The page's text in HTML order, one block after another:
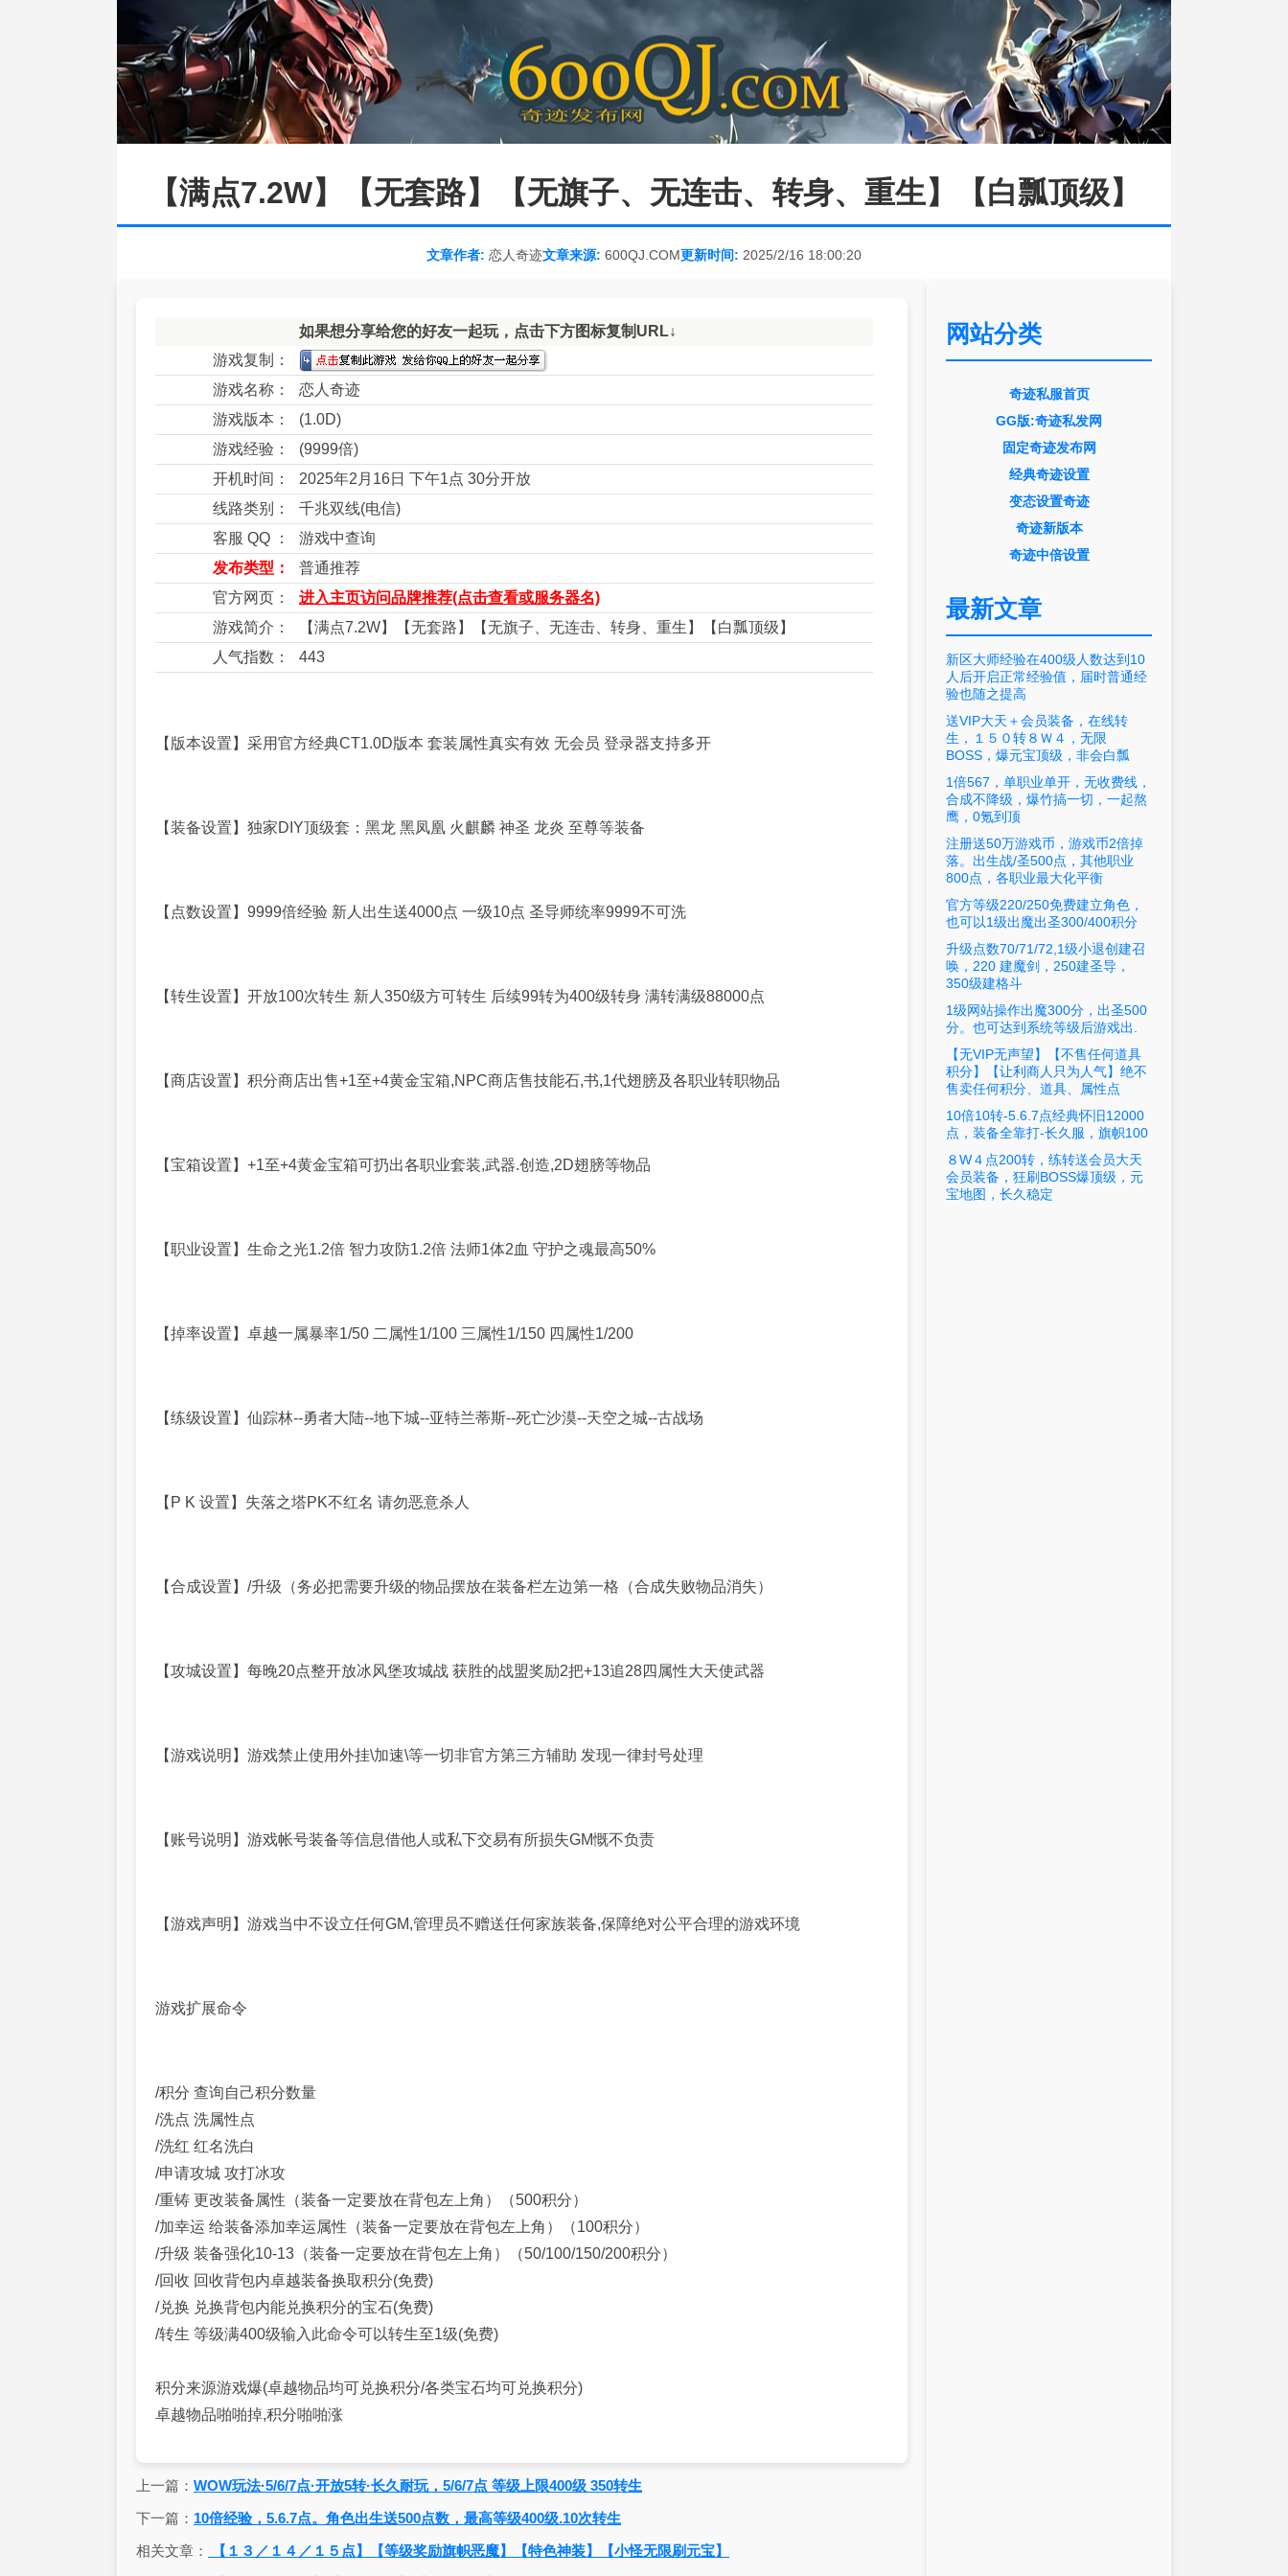
【满点7.2W】【无套路】【无旗子、无连击、转身、重生】【白瓢顶级】
文章作者: 恋人奇迹文章来源: 600QJ.COM更新时间: 2025/2/16 18:00:20
如果想分享给您的好友一起玩，点击下方图标复制URL↓
游戏复制：
游戏名称：
恋人奇迹
游戏版本：
(1.0D)
游戏经验：
(9999倍)
开机时间：
2025年2月16日 下午1点 30分开放
线路类别：
千兆双线(电信)
客服 QQ ：
游戏中查询
发布类型：
普通推荐
官方网页：
进入主页访问品牌推荐(点击查看或服务器名)
游戏简介：
【满点7.2W】【无套路】【无旗子、无连击、转身、重生】【白瓢顶级】
人气指数：
443
【版本设置】采用官方经典CT1.0D版本 套装属性真实有效 无会员 登录器支持多开
【装备设置】独家DIY顶级套：黑龙 黑凤凰 火麒麟 神圣 龙炎 至尊等装备
【点数设置】9999倍经验 新人出生送4000点 一级10点 圣导师统率9999不可洗
【转生设置】开放100次转生 新人350级方可转生 后续99转为400级转身 满转满级88000点
【商店设置】积分商店出售+1至+4黄金宝箱,NPC商店售技能石,书,1代翅膀及各职业转职物品
【宝箱设置】+1至+4黄金宝箱可扔出各职业套装,武器.创造,2D翅膀等物品
【职业设置】生命之光1.2倍 智力攻防1.2倍 法师1体2血 守护之魂最高50%
【掉率设置】卓越一属暴率1/50 二属性1/100 三属性1/150 四属性1/200
【练级设置】仙踪林--勇者大陆--地下城--亚特兰蒂斯--死亡沙漠--天空之城--古战场
【P K 设置】失落之塔PK不红名 请勿恶意杀人
【合成设置】/升级（务必把需要升级的物品摆放在装备栏左边第一格（合成失败物品消失）
【攻城设置】每晚20点整开放冰风堡攻城战 获胜的战盟奖励2把+13追28四属性大天使武器
【游戏说明】游戏禁止使用外挂\加速\等一切非官方第三方辅助 发现一律封号处理
【账号说明】游戏帐号装备等信息借他人或私下交易有所损失GM慨不负责
【游戏声明】游戏当中不设立任何GM,管理员不赠送任何家族装备,保障绝对公平合理的游戏环境
游戏扩展命令
/积分 查询自己积分数量
/洗点 洗属性点
/洗红 红名洗白
/申请攻城 攻打冰攻
/重铸 更改装备属性（装备一定要放在背包左上角）（500积分）
/加幸运 给装备添加幸运属性（装备一定要放在背包左上角）（100积分）
/升级 装备强化10-13（装备一定要放在背包左上角）（50/100/150/200积分）
/回收 回收背包内卓越装备换取积分(免费)
/兑换 兑换背包内能兑换积分的宝石(免费)
/转生 等级满400级输入此命令可以转生至1级(免费)
积分来源游戏爆(卓越物品均可兑换积分/各类宝石均可兑换积分)
卓越物品啪啪掉,积分啪啪涨
上一篇： WOW玩法·5/6/7点·开放5转·长久耐玩，5/6/7点 等级上限400级 350转生
下一篇： 10倍经验，5.6.7点。角色出生送500点数，最高等级400级.10次转生
相关文章：
【１３／１４／１５点】【等级奖励旗帜恶魔】【特色神装】【小怪无限刷元宝】
网站分类
奇迹私服首页
GG版:奇迹私发网
固定奇迹发布网
经典奇迹设置
变态设置奇迹
奇迹新版本
奇迹中倍设置
最新文章
新区大师经验在400级人数达到10
人后开启正常经验值，届时普通经
验也随之提高
送VIP大天＋会员装备，在线转
生，１５０转８Ｗ４，无限
BOSS，爆元宝顶级，非会白瓢
1倍567，单职业单开，无收费线，
合成不降级，爆竹搞一切，一起熬
鹰，0氪到顶
注册送50万游戏币，游戏币2倍掉
落。出生战/圣500点，其他职业
800点，各职业最大化平衡
官方等级220/250免费建立角色，
也可以1级出魔出圣300/400积分
升级点数70/71/72,1级小退创建召
唤，220 建魔剑，250建圣导，
350级建格斗
1级网站操作出魔300分，出圣500
分。也可达到系统等级后游戏出.
【无VIP无声望】【不售任何道具
积分】【让利商人只为人气】绝不
售卖任何积分、道具、属性点
10倍10转-5.6.7点经典怀旧12000
点，装备全靠打-长久服，旗帜100
８W４点200转，练转送会员大天
会员装备，狂刷BOSS爆顶级，元
宝地图，长久稳定